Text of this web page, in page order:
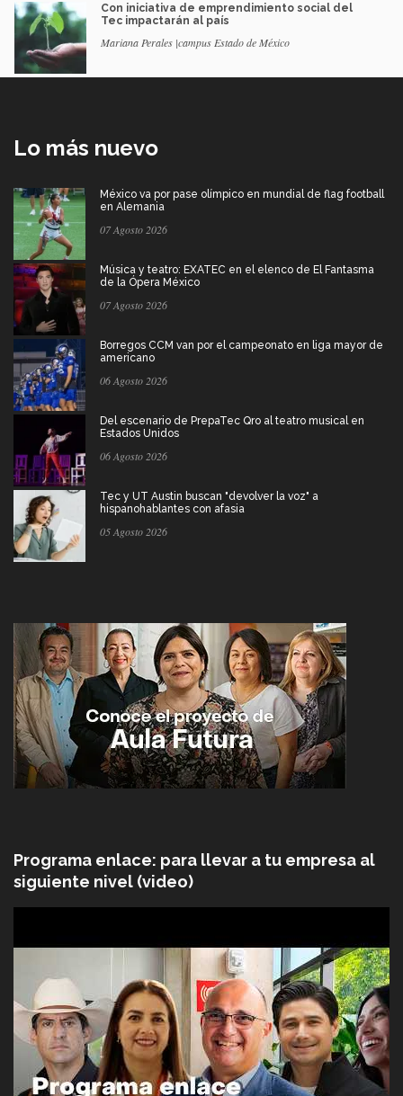
Con iniciativa de emprendimiento social del
Tec impactarán al país
Mariana Perales |campus Estado de México
Lo más nuevo
México va por pase olímpico en mundial de flag football
en Alemania
07 Agosto 2026
Música y teatro: EXATEC en el elenco de El Fantasma
de la Ópera México
07 Agosto 2026
Borregos CCM van por el campeonato en liga mayor de
americano
06 Agosto 2026
Del escenario de PrepaTec Qro al teatro musical en
Estados Unidos
06 Agosto 2026
Tec y UT Austin buscan "devolver la voz" a
hispanohablantes con afasia
05 Agosto 2026
Programa enlace: para llevar a tu empresa al
siguiente nivel (video)